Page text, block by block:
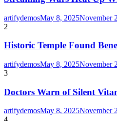
artifydemosMay 8, 2025November
2
Historic Temple Found
artifydemosMay 8, 2025November
3
Doctors Warn of Silent
artifydemosMay 8, 2025November